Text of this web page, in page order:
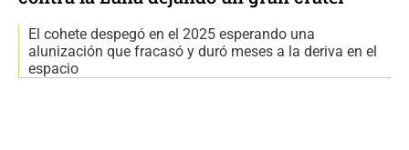
El cohete despegó en el 2025 esperando una
alunización que fracasó y duró meses a la deriva en el
espacio